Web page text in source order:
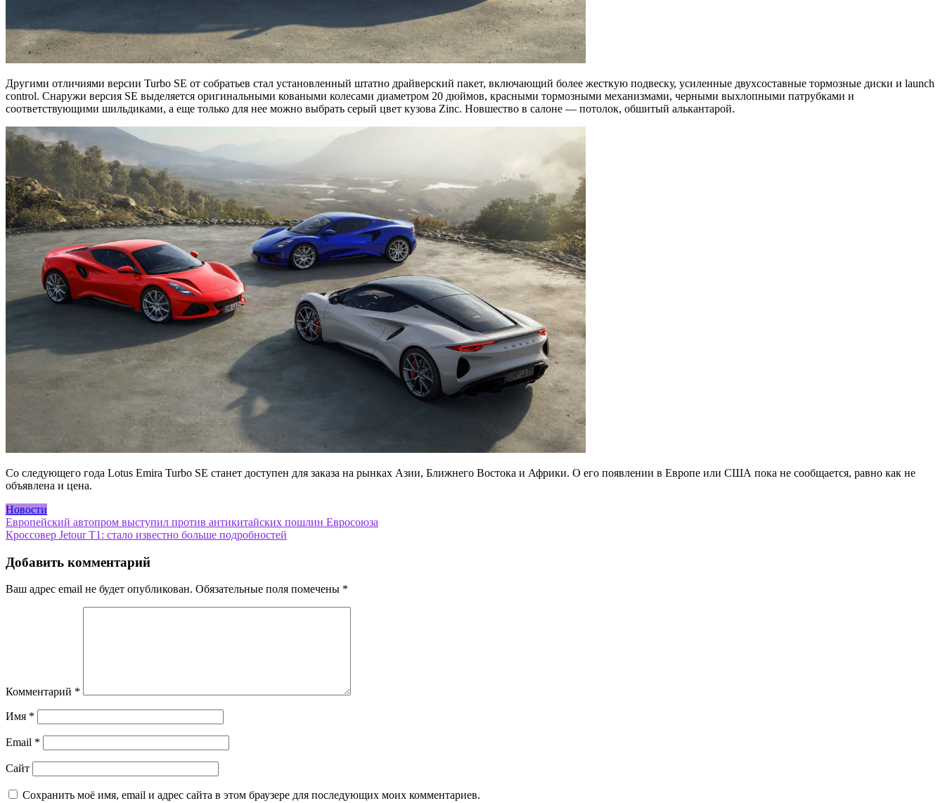
Другими отличиями версии Turbo SE от собратьев стал установленный штатно драйверский пакет, включающий более жесткую подвеску, усиленные двухсоставные тормозные диски и launch
control. Снаружи версия SE выделяется оригинальными коваными колесами диаметром 20 дюймов, красными тормозными механизмами, черными выхлопными патрубками и
соответствующими шильдиками, а еще только для нее можно выбрать серый цвет кузова Zinc. Новшество в салоне — потолок, обшитый алькантарой.
Со следующего года Lotus Emira Turbo SE станет доступен для заказа на рынках Азии, Ближнего Востока и Африки. О его появлении в Европе или США пока не сообщается, равно как не
объявлена и цена.
Новости
Навигация
по
записям
Европейский автопром выступил против антикитайских пошлин Евросоюза
Кроссовер Jetour T1: стало известно больше подробностей
Добавить комментарий
Ваш адрес email не будет опубликован. Обязательные поля помечены *
Комментарий *
Имя *
Email *
Сайт
Сохранить моё имя, email и адрес сайта в этом браузере для последующих моих комментариев.